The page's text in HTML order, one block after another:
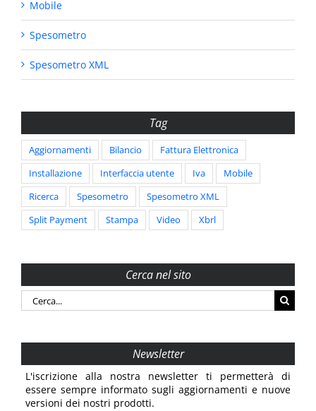
Mobile
Spesometro
Spesometro XML
Tag
Aggiornamenti Bilancio
Fattura Elettronica
Installazione
Interfaccia utente Iva
Mobile
Ricerca
Spesometro
Spesometro XML
Split Payment
Stampa Video Xbrl
Cerca nel sito
Cerca
per:
Newsletter
L'iscrizione alla nostra newsletter ti permetterà di
essere sempre informato sugli aggiornamenti e nuove
versioni dei nostri prodotti.